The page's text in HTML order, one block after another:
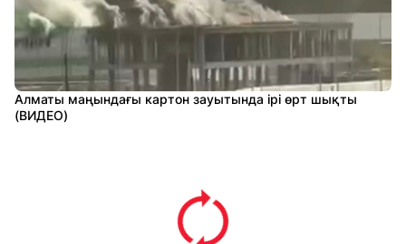
Алматы маңындағы картон зауытында ірі өрт шықты
(ВИДЕО)